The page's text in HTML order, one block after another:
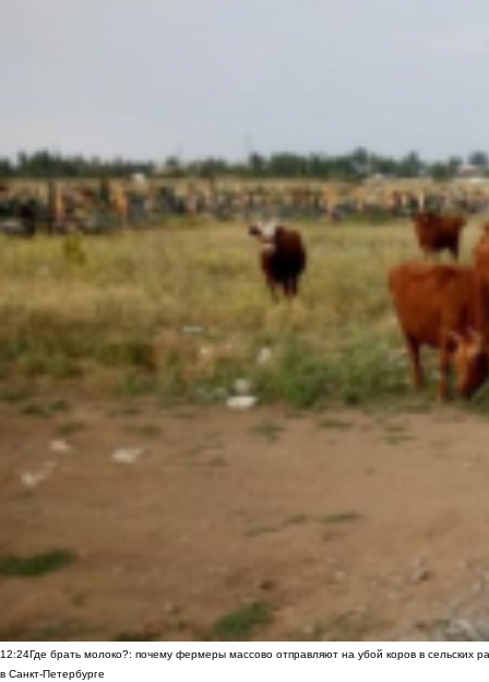
12:24Где брать молоко?: почему фермеры массово отправляют на убой коров в сельских
в Санкт-Петербурге